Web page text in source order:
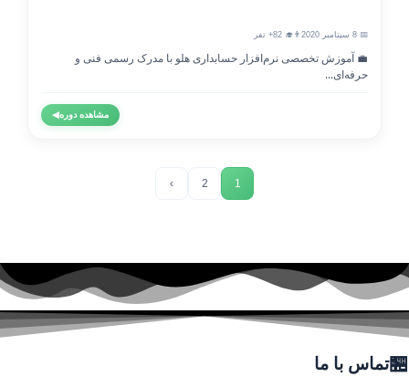
📅 8 سپتامبر 2020 👨‍🎓 82+ نفر
💼 آموزش تخصصی نرم‌افزار حسابداری هلو با مدرک رسمی فنی و
حرفه‌ای...
مشاهده دوره◀
1
2
›
🏪تماس با ما